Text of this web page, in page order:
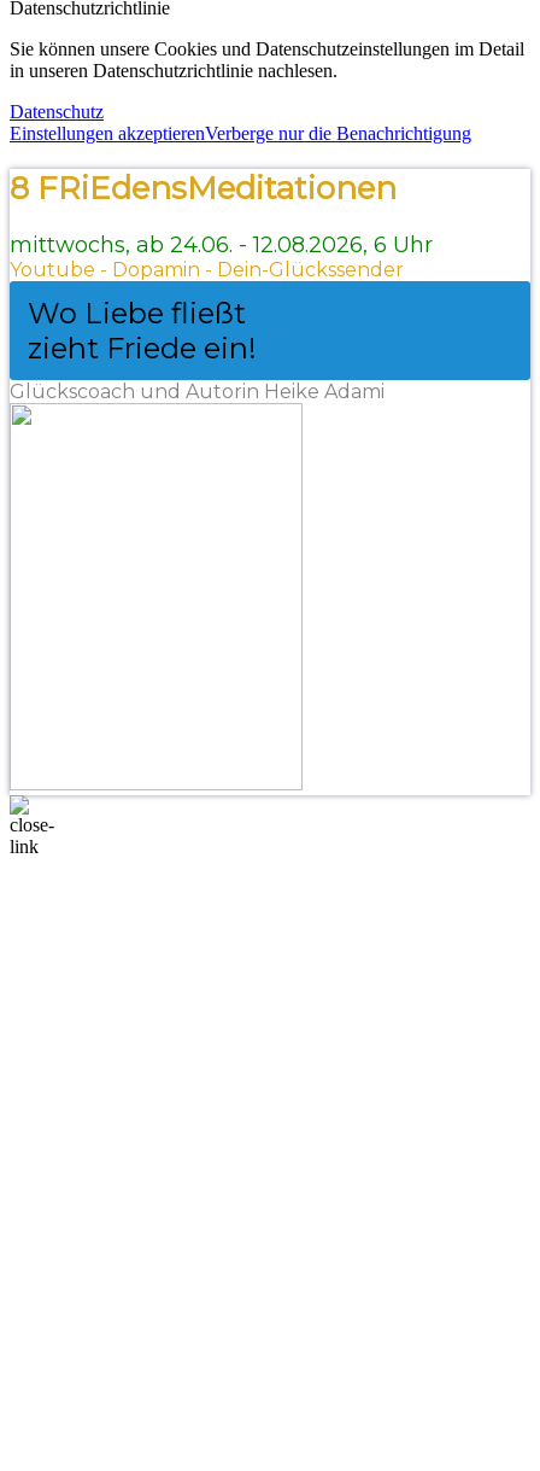
Datenschutzrichtlinie
Sie können unsere Cookies und Datenschutzeinstellungen im Detail
in unseren Datenschutzrichtlinie nachlesen.
Datenschutz
Einstellungen akzeptierenVerberge nur die Benachrichtigung
8 FRiEdensMeditationen
mittwochs, ab 24.06. - 12.08.2026, 6 Uhr
Youtube - Dopamin - Dein-Glückssender
Wo Liebe fließt
zieht Friede ein!
Glückscoach und Autorin Heike Adami